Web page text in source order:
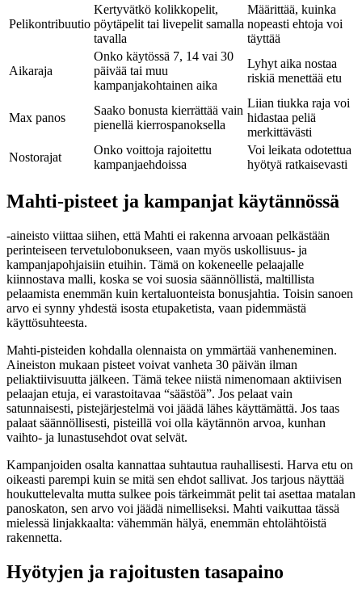
Pelikontribuutio
Kertyvätkö kolikkopelit,
pöytäpelit tai livepelit samalla
tavalla
Määrittää, kuinka
nopeasti ehtoja voi
täyttää
Aikaraja
Onko käytössä 7, 14 vai 30
päivää tai muu
kampanjakohtainen aika
Lyhyt aika nostaa
riskiä menettää etu
Max panos
Saako bonusta kierrättää vain
pienellä kierrospanoksella
Liian tiukka raja voi
hidastaa peliä
merkittävästi
Nostorajat
Onko voittoja rajoitettu
kampanjaehdoissa
Voi leikata odotettua
hyötyä ratkaisevasti
Mahti-pisteet ja kampanjat käytännössä
-aineisto viittaa siihen, että Mahti ei rakenna arvoaan pelkästään
perinteiseen tervetulobonukseen, vaan myös uskollisuus- ja
kampanjapohjaisiin etuihin. Tämä on kokeneelle pelaajalle
kiinnostava malli, koska se voi suosia säännöllistä, maltillista
pelaamista enemmän kuin kertaluonteista bonusjahtia. Toisin sanoen
arvo ei synny yhdestä isosta etupaketista, vaan pidemmästä
käyttösuhteesta.
Mahti-pisteiden kohdalla olennaista on ymmärtää vanheneminen.
Aineiston mukaan pisteet voivat vanheta 30 päivän ilman
peliaktiivisuutta jälkeen. Tämä tekee niistä nimenomaan aktiivisen
pelaajan etuja, ei varastoitavaa “säästöä”. Jos pelaat vain
satunnaisesti, pistejärjestelmä voi jäädä lähes käyttämättä. Jos taas
palaat säännöllisesti, pisteillä voi olla käytännön arvoa, kunhan
vaihto- ja lunastusehdot ovat selvät.
Kampanjoiden osalta kannattaa suhtautua rauhallisesti. Harva etu on
oikeasti parempi kuin se mitä sen ehdot sallivat. Jos tarjous näyttää
houkuttelevalta mutta sulkee pois tärkeimmät pelit tai asettaa matalan
panoskaton, sen arvo voi jäädä nimelliseksi. Mahti vaikuttaa tässä
mielessä linjakkaalta: vähemmän hälyä, enemmän ehtolähtöistä
rakennetta.
Hyötyjen ja rajoitusten tasapaino